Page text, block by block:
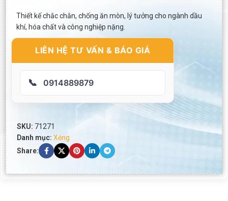
Thiết kế chắc chắn, chống ăn mòn, lý tưởng cho ngành dầu
khí, hóa chất và công nghiệp nặng.
LIÊN HỆ TƯ VẤN & BÁO GIÁ
📞 0914889879
SKU: 71271
Danh mục: Xẻng
Share: